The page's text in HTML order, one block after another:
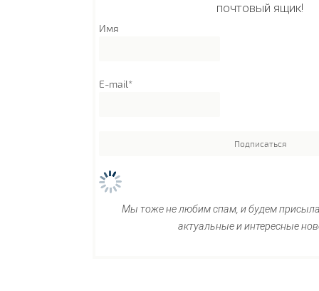
почтовый ящик!
Имя
E-mail*
Мы тоже не любим спам, и будем
актуальные и интересные